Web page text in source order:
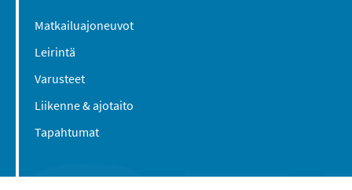
Matkailuajoneuvot
Leirintä
Varusteet
Liikenne & ajotaito
Tapahtumat